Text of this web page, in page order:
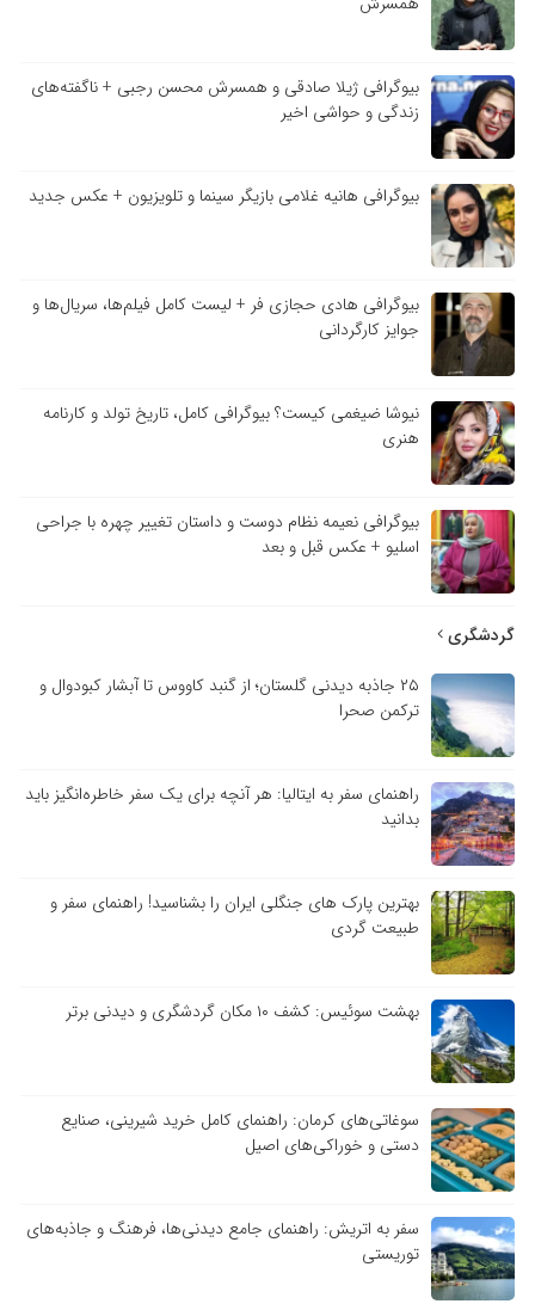
بیوگرافی ژیلا صادقی و همسرش محسن رجبی + ناگفته‌های
زندگی و حواشی اخیر
بیوگرافی هانیه غلامی بازیگر سینما و تلویزیون + عکس جدید
بیوگرافی هادی حجازی فر + لیست کامل فیلم‌ها، سریال‌ها و
جوایز کارگردانی
نیوشا ضیغمی کیست؟ بیوگرافی کامل، تاریخ تولد و کارنامه
هنری
بیوگرافی نعیمه نظام دوست و داستان تغییر چهره با جراحی
اسلیو + عکس قبل و بعد
گردشگری
۲۵ جاذبه دیدنی گلستان؛ از گنبد کاووس تا آبشار کبودوال و
ترکمن صحرا
راهنمای سفر به ایتالیا: هر آنچه برای یک سفر خاطره‌انگیز باید
بدانید
بهترین پارک های جنگلی ایران را بشناسید! راهنمای سفر و
طبیعت گردی
بهشت سوئیس: کشف ۱۰ مکان گردشگری و دیدنی برتر
سوغاتی‌های کرمان: راهنمای کامل خرید شیرینی، صنایع
دستی و خوراکی‌های اصیل
سفر به اتریش: راهنمای جامع دیدنی‌ها، فرهنگ و جاذبه‌های
توریستی